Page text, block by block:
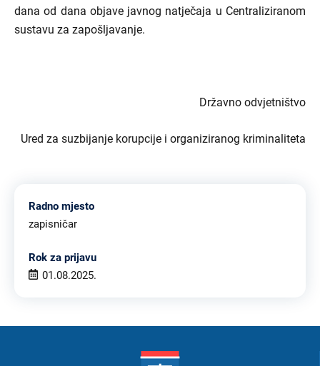
dana od dana objave javnog natječaja u Centraliziranom
sustavu za zapošljavanje.
Državno odvjetništvo
Ured za suzbijanje korupcije i organiziranog kriminaliteta
Radno mjesto
zapisničar
Rok za prijavu
01.08.2025.